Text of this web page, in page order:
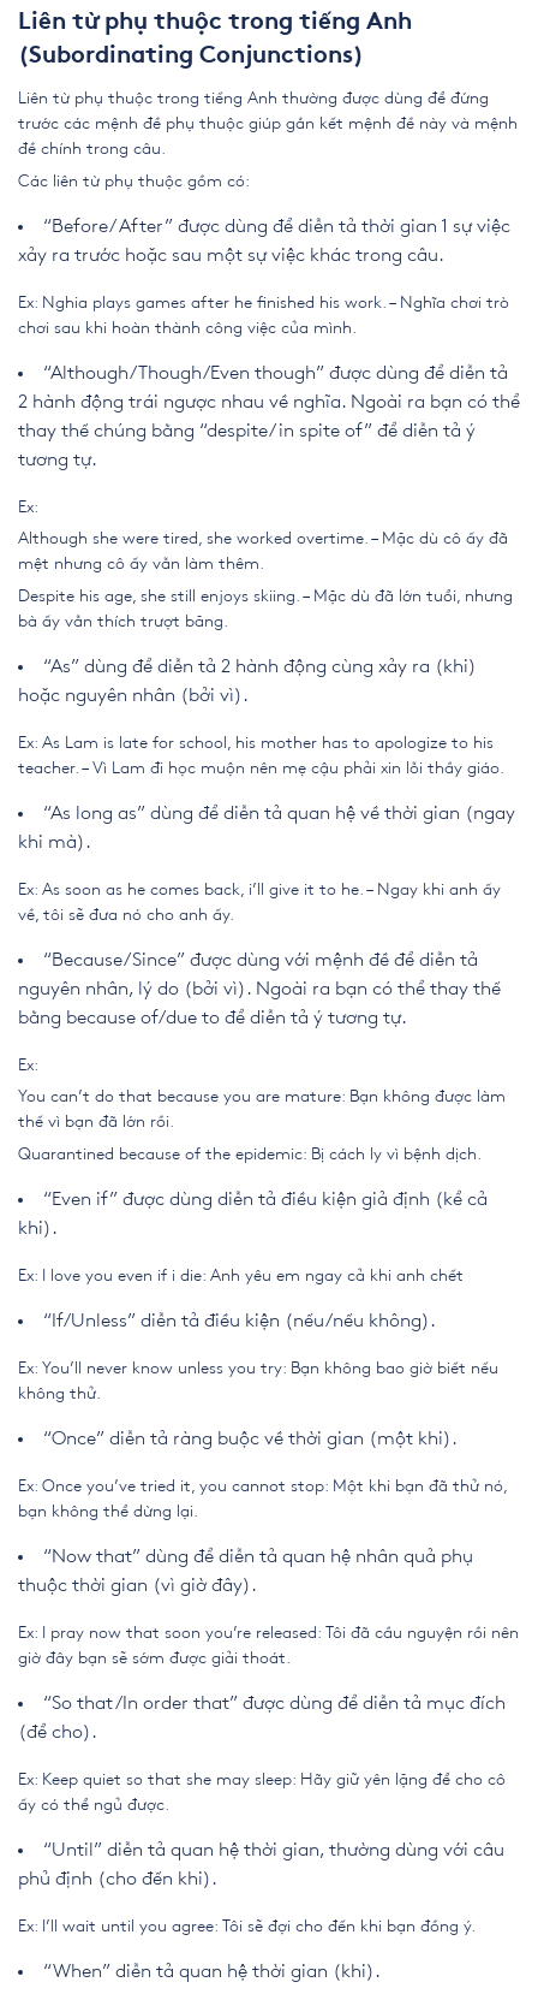
Liên từ phụ thuộc trong tiếng Anh
(Subordinating Conjunctions)
Liên từ phụ thuộc trong tiếng Anh thường được dùng để đứng
trước các mệnh đề phụ thuộc giúp gắn kết mệnh đề này và mệnh
đề chính trong câu.
Các liên từ phụ thuộc gồm có:
“Before/ After” được dùng để diễn tả thời gian 1 sự việc
xảy ra trước hoặc sau một sự việc khác trong câu.
Ex: Nghia plays games after he finished his work. – Nghĩa chơi trò
chơi sau khi hoàn thành công việc của mình.
“Although/Though/Even though” được dùng để diễn tả
2 hành động trái ngược nhau về nghĩa. Ngoài ra bạn có thể
thay thế chúng bằng “despite/ in spite of” để diễn tả ý
tương tự.
Ex:
Although she were tired, she worked overtime. – Mặc dù cô ấy đã
mệt nhưng cô ấy vẫn làm thêm.
Despite his age, she still enjoys skiing. – Mặc dù đã lớn tuổi, nhưng
bà ấy vẫn thích trượt băng.
“As” dùng để diễn tả 2 hành động cùng xảy ra (khi)
hoặc nguyên nhân (bởi vì).
Ex: As Lam is late for school, his mother has to apologize to his
teacher. – Vì Lam đi học muộn nên mẹ cậu phải xin lỗi thầy giáo.
“As long as” dùng để diễn tả quan hệ về thời gian (ngay
khi mà).
Ex: As soon as he comes back, i’ll give it to he. – Ngay khi anh ấy
về, tôi sẽ đưa nó cho anh ấy.
“Because/Since” được dùng với mệnh đề để diễn tả
nguyên nhân, lý do (bởi vì). Ngoài ra bạn có thể thay thế
bằng because of/due to để diễn tả ý tương tự.
Ex:
You can’t do that because you are mature: Bạn không được làm
thế vì bạn đã lớn rồi.
Quarantined because of the epidemic: Bị cách ly vì bệnh dịch.
“Even if” được dùng diễn tả điều kiện giả định (kể cả
khi).
Ex: I love you even if i die: Anh yêu em ngay cả khi anh chết
“If/Unless” diễn tả điều kiện (nếu/nếu không).
Ex: You’ll never know unless you try: Bạn không bao giờ biết nếu
không thử.
“Once” diễn tả ràng buộc về thời gian (một khi).
Ex: Once you’ve tried it, you cannot stop: Một khi bạn đã thử nó,
bạn không thể dừng lại.
“Now that” dùng để diễn tả quan hệ nhân quả phụ
thuộc thời gian (vì giờ đây).
Ex: I pray now that soon you’re released: Tôi đã cầu nguyện rồi nên
giờ đây bạn sẽ sớm được giải thoát.
“So that/In order that” được dùng để diễn tả mục đích
(để cho).
Ex: Keep quiet so that she may sleep: Hãy giữ yên lặng để cho cô
ấy có thể ngủ được.
“Until” diễn tả quan hệ thời gian, thường dùng với câu
phủ định (cho đến khi).
Ex: I’ll wait until you agree: Tôi sẽ đợi cho đến khi bạn đồng ý.
“When” diễn tả quan hệ thời gian (khi).